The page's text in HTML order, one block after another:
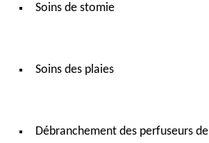
Soins de stomie
Soins des plaies
Débranchement des perfuseurs de